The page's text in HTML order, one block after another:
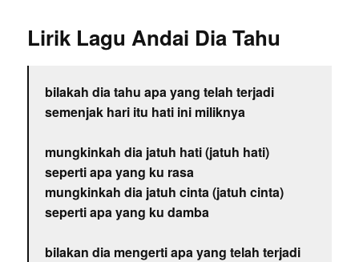
Lirik Lagu Andai Dia Tahu
bilakah dia tahu apa yang telah terjadi
semenjak hari itu hati ini miliknya
mungkinkah dia jatuh hati (jatuh hati)
seperti apa yang ku rasa
mungkinkah dia jatuh cinta (jatuh cinta)
seperti apa yang ku damba
bilakan dia mengerti apa yang telah terjadi